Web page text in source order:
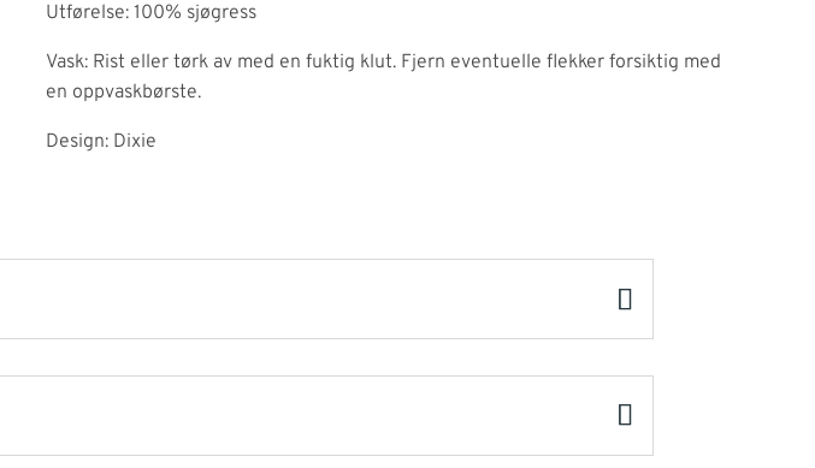
Utførelse: 100% sjøgress
Vask: Rist eller tørk av med en fuktig klut. Fjern eventuelle flekker forsiktig med
en oppvaskbørste.
Design: Dixie